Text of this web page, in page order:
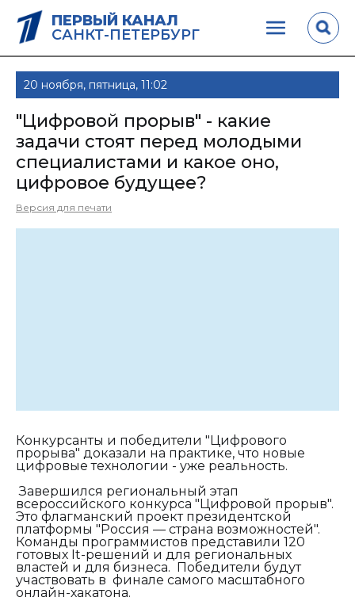
ПЕРВЫЙ КАНАЛ
САНКТ-ПЕТЕРБУРГ
20 ноября, пятница, 11:02
"Цифровой прорыв" - какие
задачи стоят перед молодыми
специалистами и какое оно,
цифровое будущее?
Версия для печати
Конкурсанты и победители "Цифрового
прорыва" доказали на практике, что новые
цифровые технологии - уже реальность.
Завершился региональный этап
всероссийского конкурса "Цифровой прорыв".
Это флагманский проект президентской
платформы "Россия — страна возможностей".
Команды программистов представили 120
готовых It-решений и для региональных
властей и для бизнеса. Победители будут
участвовать в финале самого масштабного
онлайн-хакатона.